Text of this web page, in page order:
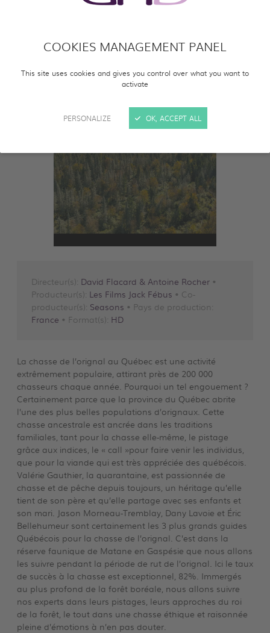
COOKIES MANAGEMENT PANEL
This site uses cookies and gives you control over what you want to
activate
PERSONALIZE OK, ACCEPT ALL
Directeur(s): David Flacard & Antoine Rocher •
Producteur(s): Les Films Jack Fébus • Co-
producteur(s): Seasons • Pays de production:
France • Format(s): HD
La chasse de l’orignal au Québec est une activité
extrêmement populaire, attirant près de 200 000
chasseurs chaque année. Pourquoi un tel engouement ?
Certainement parce que la province du Québec abrite
l’une des plus belles populations d’orignaux. Cette
chasse ancestrale est ancrée dans les traditions
familiales, tant pour la chasse elle-même, le pistage
grâce aux indices, le « call »pour faire venir les individus,
que pour la viande qui est très appréciée des québécois.
Valérie Gauthier, la quarantaine, est passionnée de
chasse et de pêche depuis toujours, un héritage qu’elle
tient de son père et qu’elle partage avec ses enfants et
son mari. Jason Morneau-Tremblay, Dany Lavoie et Éric
Bellehumeur sont certainement les 3 plus grands guides
Québécois pour la chasse de l’orignal. C’est dans la
réserve faunique de Matane en Gaspésie que nous allons
les suivre pendant la période de rut de l’orignal. Ici le taux
de succès à la chasse est exceptionnel, 82%. Immergés
au plus profond de la forêt boréale, nous allons suivre
nos experts dans leurs pistages, leurs approches du roi
de la forêt, le tout dans une chasse éthique et raisonnée
pleine d’émotions à n’en pas douter.